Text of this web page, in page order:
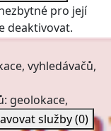
pro její
deaktivovat.
vyhledávačů,
geolokace,
služby(0)